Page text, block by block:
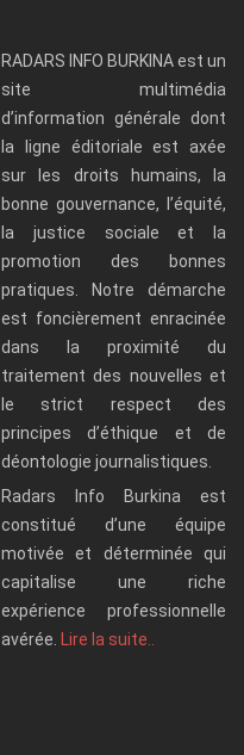
RADARS INFO BURKINA est un
site multimédia
d’information générale dont
la ligne éditoriale est axée
sur les droits humains, la
bonne gouvernance, l’équité,
la justice sociale et la
promotion des bonnes
pratiques. Notre démarche
est foncièrement enracinée
dans la proximité du
traitement des nouvelles et
le strict respect des
principes d’éthique et de
déontologie journalistiques.
Radars Info Burkina est
constitué d’une équipe
motivée et déterminée qui
capitalise une riche
expérience professionnelle
avérée. Lire la suite..